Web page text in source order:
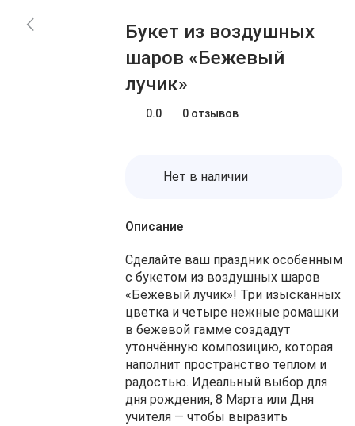
Блог
О нас
Заказы
Букет из воздушных
шаров «Бежевый
лучик»
0.0 0 отзывов
Нет в наличии
Описание
Сделайте ваш праздник особенным
с букетом из воздушных шаров
«Бежевый лучик»! Три изысканных
цветка и четыре нежные ромашки
в бежевой гамме создадут
утончённую композицию, которая
наполнит пространство теплом и
радостью. Идеальный выбор для
дня рождения, 8 Марта или Дня
учителя — чтобы выразить